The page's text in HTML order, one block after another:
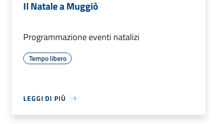
Il Natale a Muggiò
Programmazione eventi natalizi
Tempo libero
LEGGI DI PIÙ